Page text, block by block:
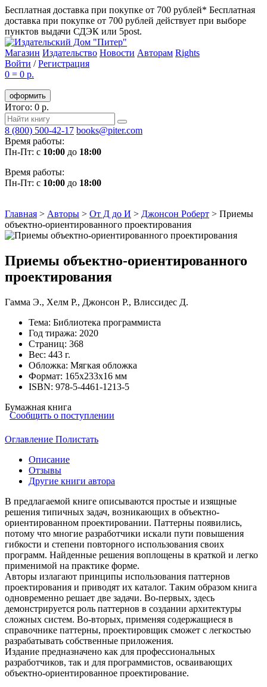
Бесплатная доставка при покупке от 700 рублей* Бесплатная
доставка при покупке от 700 рублей действует при выборе
пунктов выдачи СДЭК или 5post.
Магазин Издательство Новости Авторам Rights
Войти /Регистрация
0 = 0 р.
оформить
Итого: 0 р.
8 (800) 500-42-17 books@piter.com
Время работы:
Пн-Пт: с 10:00 до 18:00
Время работы:
Пн-Пт: с 10:00 до 18:00
Главная > Авторы > От Д до И > Джонсон Роберт > Приемы
объектно-ориентированного проектирования
Приемы объектно-ориентированного
проектирования
Гамма Э., Хелм Р., Джонсон Р., Влиссидес Д.
Тема: Библиотека программиста
Год тиража: 2020
Страниц: 368
Вес: 443 г.
Обложка: Мягкая обложка
Формат: 165х233х16 мм
ISBN: 978-5-4461-1213-5
Бумажная книга
Сообщить о поступлении
Оглавление Полистать
Описание
Отзывы
Другие книги автора
В предлагаемой книге описываются простые и изящные
решения типичных задач, возникающих в объектно-
ориентированном проектировании. Паттерны появились,
потому что многие разработчики искали пути повышения
гибкости и степени повторного использования своих
программ. Найденные решения воплощены в краткой и легко
применимой на практике форме.
Авторы излагают принципы использования паттернов
проектирования и приводят их каталог. Таким образом книга
одновременно решает две задачи. Во-первых, здесь
демонстрируется роль паттернов в создании архитектуры
сложных систем. Во-вторых, применяя содержащиеся в
справочнике паттерны, проектировщик сможет с легкостью
разрабатывать собственные приложения.
Издание предназначено как для профессиональных
разработчиков, так и для программистов, осваивающих
объектно-ориентированное проектирование.